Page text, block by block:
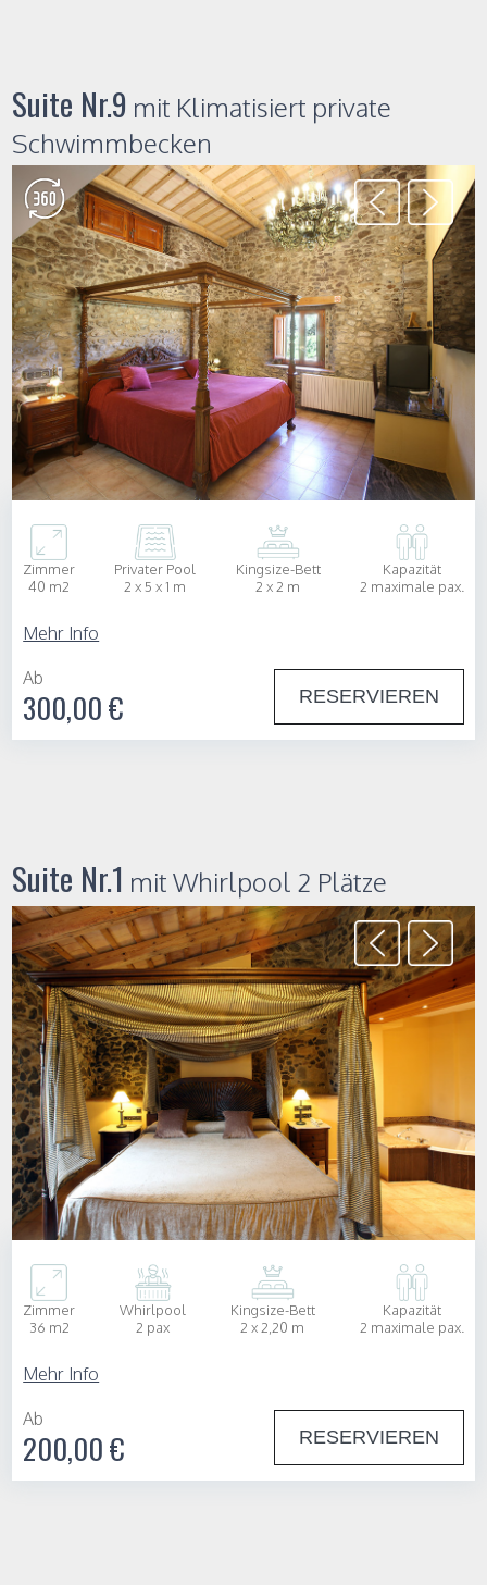
Suite Nr.9 mit Klimatisiert private
Schwimmbecken
Zimmer
40 m2
Privater Pool
2 x 5 x 1 m
Kingsize-Bett
2 x 2 m
Kapazität
2 maximale pax.
Mehr Info
Ab
300,00 € RESERVIEREN
Suite Nr.1 mit Whirlpool 2 Plätze
Zimmer
36 m2
Whirlpool
2 pax
Kingsize-Bett
2 x 2,20 m
Kapazität
2 maximale pax.
Mehr Info
Ab
200,00 € RESERVIEREN